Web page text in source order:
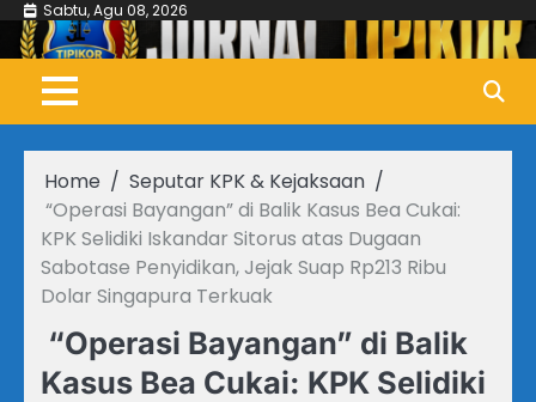
Skip
content
Sabtu, Agu 08, 2026
Home
Seputar KPK & Kejaksaan
“Operasi Bayangan” di Balik Kasus Bea Cukai:
KPK Selidiki Iskandar Sitorus atas Dugaan
Sabotase Penyidikan, Jejak Suap Rp213 Ribu
Dolar Singapura Terkuak
“Operasi Bayangan” di Balik
Kasus Bea Cukai: KPK Selidiki